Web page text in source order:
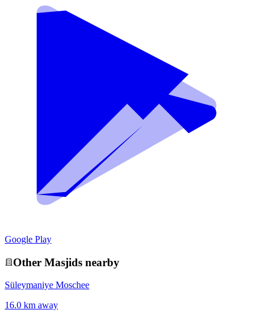
Google Play
Other Masjids nearby
Süleymaniye Moschee
16.0 km away